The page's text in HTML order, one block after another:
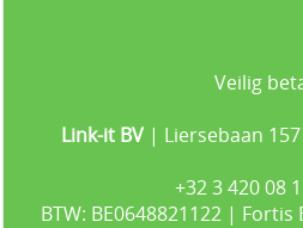
Veilig
Link-it BV | Liersebaan
+32 3 420 08
BTW: BE0648821122 | Fortis